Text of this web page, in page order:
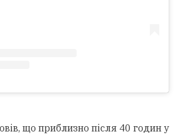
що приблизно після 40 годин у